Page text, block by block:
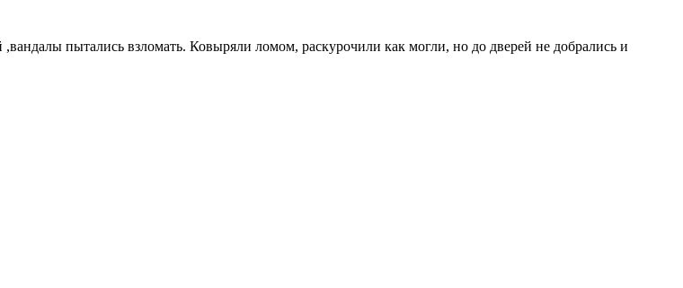
пытались взломать. Ковыряли ломом, раскурочили как могли, но до дверей не добрались и